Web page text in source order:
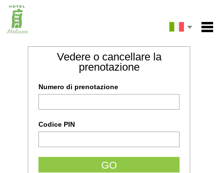
La mia prenotazione
English
Vedere o cancellare la
prenotazione
Numero di prenotazione
Codice PIN
GO
Email
INVIARE